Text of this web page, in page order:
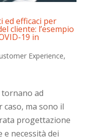
ed efficaci per
cliente: l’esempio
19 in
Experience,
ad
ma sono il
progettazione
e necessità dei